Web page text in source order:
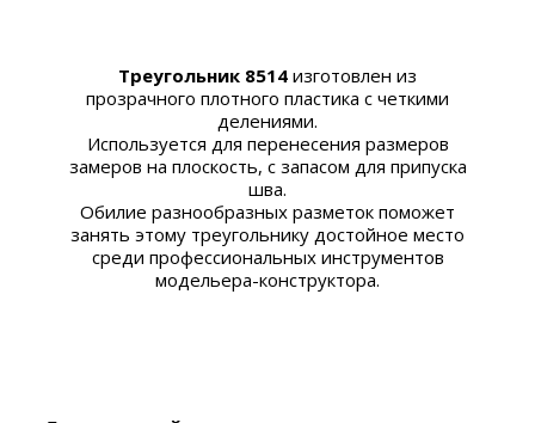
Треугольник 8514 изготовлен из
прозрачного плотного пластика с четкими
делениями.
Используется для перенесения размеров
замеров на плоскость, с запасом для припуска
шва.
Обилие разнообразных разметок поможет
занять этому треугольнику достойное место
среди профессиональных инструментов
модельера-конструктора.